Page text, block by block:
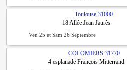
Toulouse 31000
18 Allée Jean Jaurès
Ven 25 et Sam 26 Septembre
COLOMIERS 31770
4 esplanade François Mitterrand